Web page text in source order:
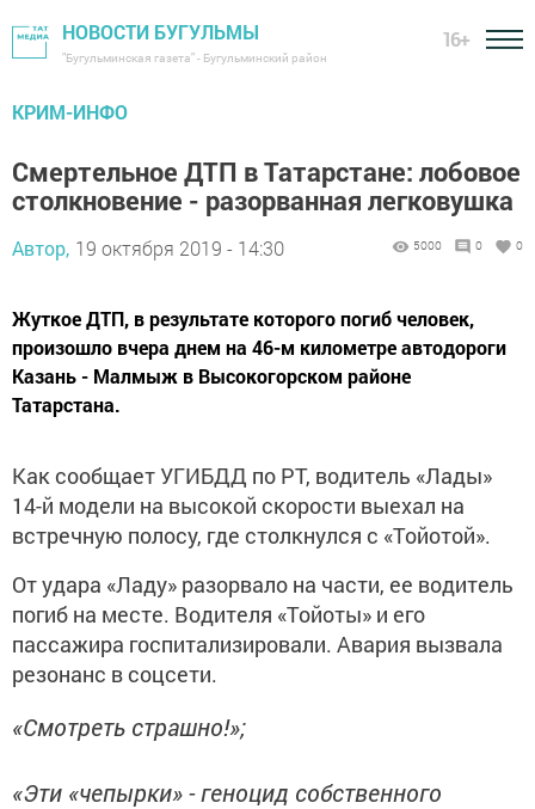
НОВОСТИ БУГУЛЬМЫ
"Бугульминская газета" - Бугульминский район
16+
КРИМ-ИНФО
Смертельное ДТП в Татарстане: лобовое
столкновение - разорванная легковушка
Автор, 19 октября 2019 - 14:30 5000 0 0
Жуткое ДТП, в результате которого погиб человек,
произошло вчера днем на 46-м километре автодороги
Казань - Малмыж в Высокогорском районе
Татарстана.
Как сообщает УГИБДД по РТ, водитель «Лады»
14-й модели на высокой скорости выехал на
встречную полосу, где столкнулся с «Тойотой».
От удара «Ладу» разорвало на части, ее водитель
погиб на месте. Водителя «Тойоты» и его
пассажира госпитализировали. Авария вызвала
резонанс в соцсети.
«Смотреть страшно!»;
«Эти «чепырки» - геноцид собственного